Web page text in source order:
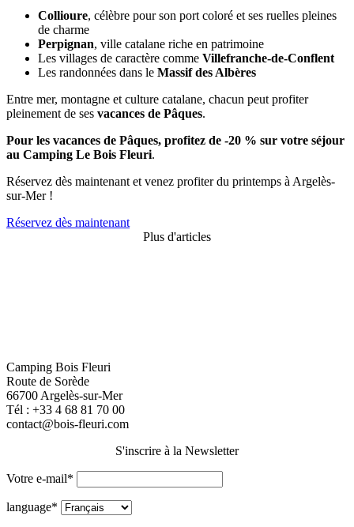
Collioure, célèbre pour son port coloré et ses ruelles pleines
de charme
Perpignan, ville catalane riche en patrimoine
Les villages de caractère comme Villefranche-de-Conflent
Les randonnées dans le Massif des Albères
Entre mer, montagne et culture catalane, chacun peut profiter
pleinement de ses vacances de Pâques.
Pour les vacances de Pâques, profitez de -20 % sur votre séjour
au Camping Le Bois Fleuri.
Réservez dès maintenant et venez profiter du printemps à Argelès-
sur-Mer !
Réservez dès maintenant
Plus d'articles
Camping Bois Fleuri
Route de Sorède
66700 Argelès-sur-Mer
Tél : +33 4 68 81 70 00
contact@bois-fleuri.com
S'inscrire à la Newsletter
Votre e-mail*
language*